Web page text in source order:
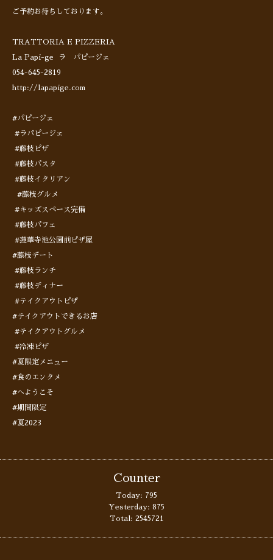
ご予約お待ちしております。
TRATTORIA E PIZZERIA
La Papi-ge ラ パピージェ
054-645-2819
http://lapapige.com
#パピージェ
#ラパピージェ
#藤枝ピザ
#藤枝パスタ
#藤枝イタリアン
#藤枝グルメ
#キッズスペース完備
#藤枝パフェ
#蓮華寺池公園前ピザ屋
#藤枝デート
#藤枝ランチ
#藤枝ディナー
#テイクアウトピザ
#テイクアウトできるお店
#テイクアウトグルメ
#冷凍ピザ
#夏限定メニュー
#食のエンタメ
#へようこそ
#期間限定
#夏2023
Counter
Today: 795
Yesterday: 875
Total: 2545721